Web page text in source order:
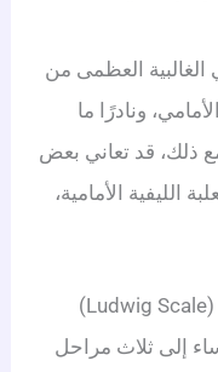
العظمى من
ونادرًا ما
ذلك، قد تعاني بعض
الليفية الأمامية،
يستخدم الأطباء غالبًا مقياس لودفيغ (Ludwig Scale)
إلى ثلاث مراحل